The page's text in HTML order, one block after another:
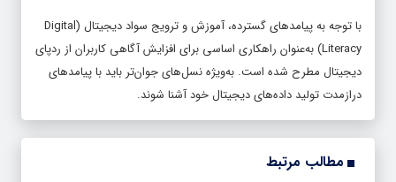
با توجه به پیامدهای گسترده، آموزش و ترویج سواد دیجیتال (Digital
Literacy) به‌عنوان راهکاری اساسی برای افزایش آگاهی کاربران از ردپای
دیجیتال مطرح شده است. به‌ویژه نسل‌های جوان‌تر باید با پیامدهای
درازمدت تولید داده‌های دیجیتال خود آشنا شوند.
مطالب مرتبط